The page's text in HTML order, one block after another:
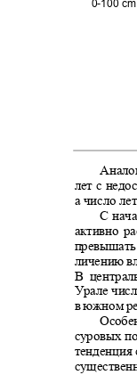
0-100
лет с
а число
С
активно
личению
В
Урале
в южном
суровых
тенденция